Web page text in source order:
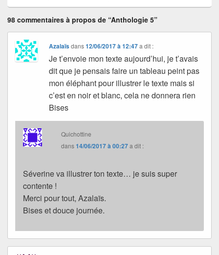
98 commentaires à propos de “Anthologie 5”
Azalaïsdans12/06/2017 à 12:47 a dit :
Je t’envoie mon texte aujourd’hui, je t’avais
dit que je pensais faire un tableau peint pas
mon éléphant pour illustrer le texte mais si
c’est en noir et blanc, cela ne donnera rien
Bises
Quichottine
dans14/06/2017 à 00:27a dit :
Séverine va illustrer ton texte… je suis super
contente !
Merci pour tout, Azalaïs.
Bises et douce journée.